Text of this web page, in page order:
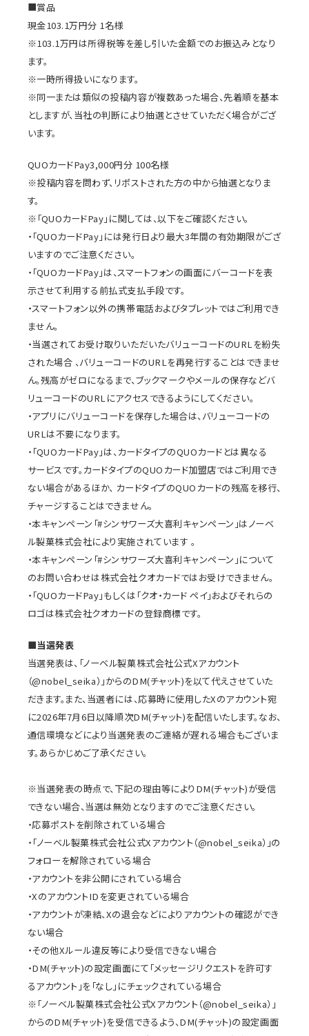
■賞品
現金103.1万円分 1名様
※103.1万円は所得税等を差し引いた金額でのお振込みとなり
ます。
※一時所得扱いになります。
※同一または類似の投稿内容が複数あった場合、先着順を基本
としますが、当社の判断により抽選とさせていただく場合がござ
います。
QUOカードPay3,000円分 100名様
※投稿内容を問わず、リポストされた方の中から抽選となりま
す。
※「QUOカードPay」に関しては、以下をご確認ください。
・「QUOカードPay」には発行日より最大3年間の有効期限がござ
いますのでご注意ください。
・「QUOカードPay」は、スマートフォンの画面にバーコードを表
示させて利用する前払式支払手段です。
・スマートフォン以外の携帯電話およびタブレットではご利用でき
ません。
・当選されてお受け取りいただいたバリューコードのURLを紛失
された場合 、バリューコードのURLを再発行することはできませ
ん。残高がゼロになるまで、ブックマークやメールの保存などバ
リューコードのURLにアクセスできるようにしてください。
・アプリにバリューコードを保存した場合は、バリューコードの
URLは不要になります。
・「QUOカードPay」は、カードタイプのQUOカードとは異なる
サービスです。カードタイプのQUOカード加盟店ではご利用でき
ない場合があるほか、 カードタイプのQUOカードの残高を移行、
チャージすることはできません。
・本キャンペーン「#シンサワーズ大喜利キャンペーン」はノーベ
ル製菓株式会社により実施されています 。
・本キャンペーン「#シンサワーズ大喜利キャンペーン」について
のお問い合わせは株式会社クオカードではお受けできません。
・「QUOカードPay」もしくは「クオ・カード ペイ」およびそれらの
ロゴは株式会社クオカードの登録商標です。
■当選発表
当選発表は、「ノーベル製菓株式会社公式Xアカウント
（@nobel_seika）」からのDM(チャット)を以て代えさせていた
だきます。また、当選者には、応募時に使用したXのアカウント宛
に2026年7月6日以降順次DM(チャット)を配信いたします。なお、
通信環境などにより当選発表のご連絡が遅れる場合もございま
す。あらかじめご了承ください。
※当選発表の時点で、下記の理由等によりDM(チャット)が受信
できない場合、当選は無効となりますのでご注意ください。
・応募ポストを削除されている場合
・「ノーベル製菓株式会社公式Xアカウント（@nobel_seika）」の
フォローを解除されている場合
・アカウントを非公開にされている場合
・XのアカウントIDを変更されている場合
・アカウントが凍結、Xの退会などによりアカウントの確認ができ
ない場合
・その他Xルール違反等により受信できない場合
・DM(チャット)の設定画面にて「メッセージリクエストを許可す
るアカウント」を「なし」にチェックされている場合
※「ノーベル製菓株式会社公式Xアカウント（@nobel_seika）」
からのDM(チャット)を受信できるよう、DM(チャット)の設定画面